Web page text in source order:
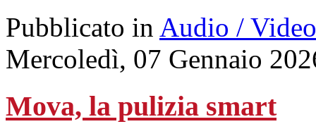
Pubblicato in Audio / Video
Mercoledì, 07 Gennaio
Mova, la pulizia smart